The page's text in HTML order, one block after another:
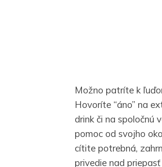
Možno patríte k
Hovoríte “áno” na
drink či na spoločnú
pomoc od svojho
cítite potrebná,
privedie nad